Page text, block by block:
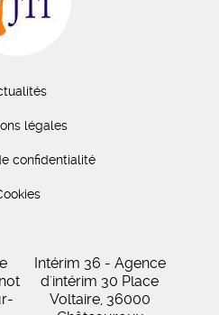
légales
confidentialité
Intérim 36 - Agence
d'intérim 30 Place
Voltaire, 36000